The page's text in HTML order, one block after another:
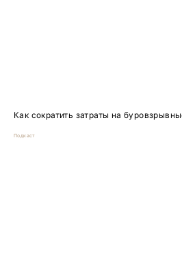
Как сократить затраты на
Подкаст